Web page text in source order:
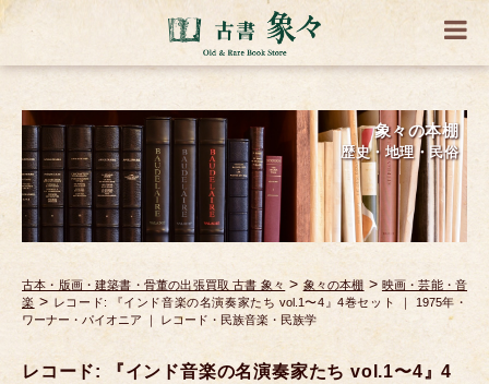
象々の本棚
歴史・地理・民俗
古本・版画・建築書・骨董の出張買取 古書 象々 > 象々の本棚 > 映画・芸能・音
楽 > レコード: 『インド音楽の名演奏家たち vol.1〜4』4巻セット ｜ 1975年・
ワーナー・パイオニア ｜ レコード・民族音楽・民族学
レコード: 『インド音楽の名演奏家たち vol.1〜4』4